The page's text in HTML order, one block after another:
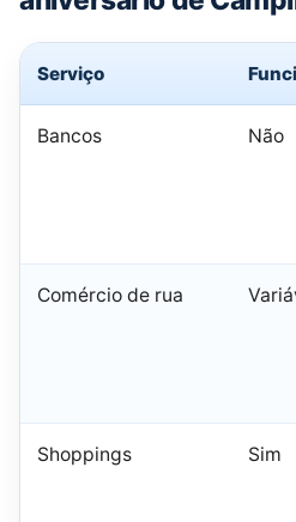
Serviço
Bancos Não
Comércio de rua
Shoppings Sim